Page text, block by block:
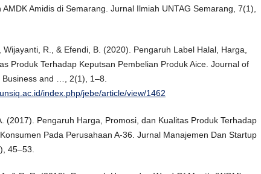
AMDK Amidis di Semarang. Jurnal Ilmiah UNTAG Semarang, 7(1),
Wijayanti, R., & Efendi, B. (2020). Pengaruh Label Halal, Harga,
Produk Terhadap Keputsan Pembelian Produk Aice. Journal of
Business and …, 2(1), 1–8.
index.php/jebe/article/view/1462
(2017). Pengaruh Harga, Promosi, dan Kualitas Produk Terhadap
Pada Perusahaan A-36. Jurnal Manajemen Dan Startup
45–53.